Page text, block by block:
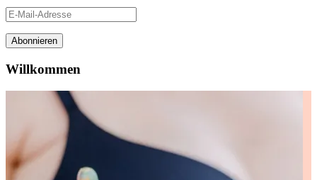
E-
Mail-
Adresse
Abonnieren
Willkommen